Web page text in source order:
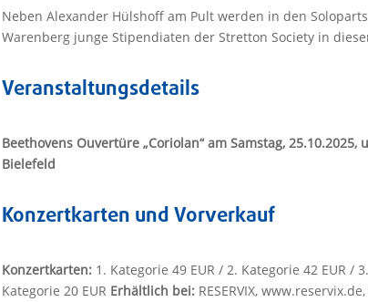
Neben Alexander Hülshoff am Pult werden in den
Warenberg junge Stipendiaten der Stretton Society in
Veranstaltungsdetails
Beethovens Ouvertüre „Coriolan“ am Samstag,
Bielefeld
Konzertkarten und Vorverkauf
Konzertkarten: 1. Kategorie 49 EUR / 2. Kategorie 42 EUR /
Kategorie 20 EUR Erhältlich bei:RESERVIX,